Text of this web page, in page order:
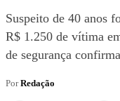
Suspeito de 40 anos
R$ 1.250 de vítima
de segurança
PorRedação